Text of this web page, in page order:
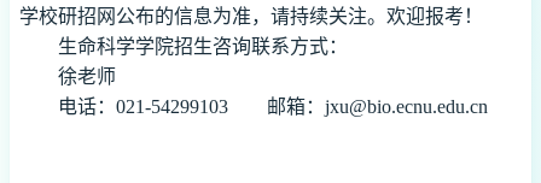
学校研招网公布的信息为准，请持续关注。欢迎报考！
生命科学学院招生咨询联系方式：
徐老师
电话： 021-54299103 邮箱： jxu@bio.ecnu.edu.cn